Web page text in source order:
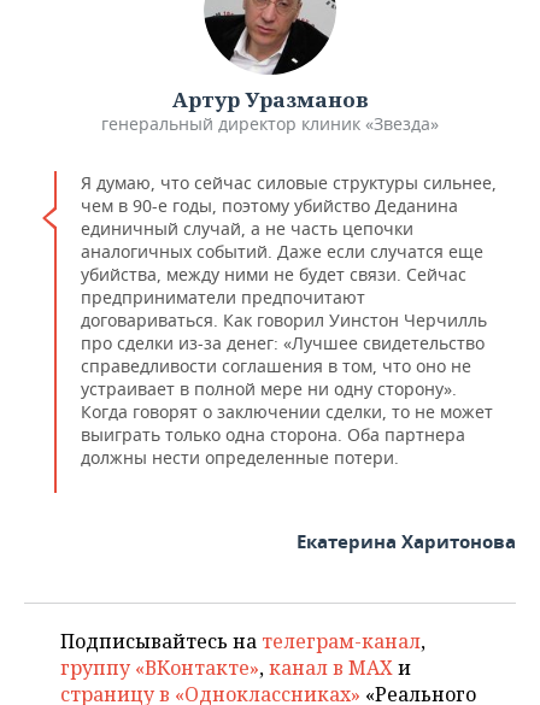
Артур Уразманов
генеральный директор клиник «Звезда»
Я думаю, что сейчас силовые структуры сильнее,
чем в 90-е годы, поэтому убийство Деданина
единичный случай, а не часть цепочки
аналогичных событий. Даже если случатся еще
убийства, между ними не будет связи. Сейчас
предприниматели предпочитают
договариваться. Как говорил Уинстон Черчилль
про сделки из-за денег: «Лучшее свидетельство
справедливости соглашения в том, что оно не
устраивает в полной мере ни одну сторону».
Когда говорят о заключении сделки, то не может
выиграть только одна сторона. Оба партнера
должны нести определенные потери.
Екатерина Харитонова
Подписывайтесь на телеграм-канал,
группу «ВКонтакте»,канал в MAXи
страницу в «Одноклассниках» «Реального